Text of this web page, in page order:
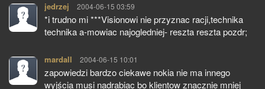
jedrzej pisze:
2004-06-15 03:59
*i trudno mi ***Visionowi nie przyznac racji,technika
technika a-mowiac najogledniej- reszta reszta pozdr;
mardall pisze:
2004-06-15 10:01
zapowiedzi bardzo ciekawe nokia nie ma innego
wyjścia musi nadrabiac bo klientow znacznie mniej